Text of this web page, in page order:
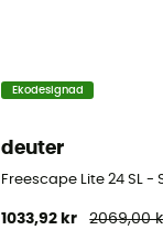
Ekodesignad
deuter
Freescape Lite 24 SL -
1033,92 kr 2069,00